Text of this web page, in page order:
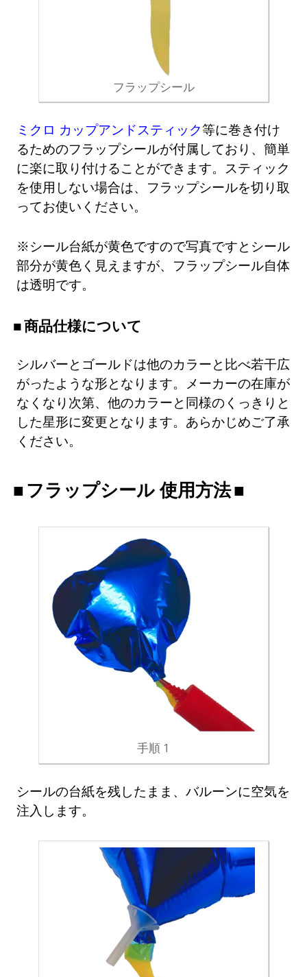
フラップシール
ミクロ カップアンドスティック等に巻き付け
るためのフラップシールが付属しており、簡単
に楽に取り付けることができます。スティック
を使用しない場合は、フラップシールを切り取
ってお使いください。
※シール台紙が黄色ですので写真ですとシール
部分が黄色く見えますが、フラップシール自体
は透明です。
商品仕様について
シルバーとゴールドは他のカラーと比べ若干広
がったような形となります。メーカーの在庫が
なくなり次第、他のカラーと同様のくっきりと
した星形に変更となります。あらかじめご了承
ください。
フラップシール 使用方法
手順 1
シールの台紙を残したまま、バルーンに空気を
注入します。